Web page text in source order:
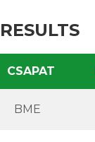
RESULTS
CSAPAT
BME